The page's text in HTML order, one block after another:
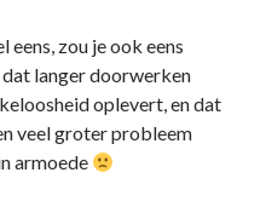
Zoeken
eens, zou je ook eens
dat langer doorwerken
oplevert, en dat
veel groter probleem
armoede